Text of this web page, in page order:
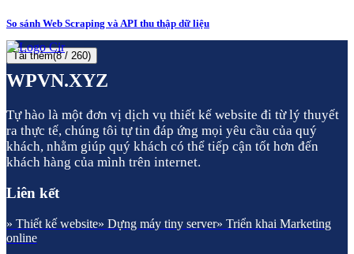
So sánh Web Scraping và API thu thập dữ liệu
Tải thêm(8/ 260)
WPVN.XYZ
Tự hào là một đơn vị dịch vụ thiết kế website đi từ lý thuyết
ra thực tế, chúng tôi tự tin đáp ứng mọi yêu cầu của quý
khách, nhằm giúp quý khách có thể tiếp cận tốt hơn đến
khách hàng của mình trên internet.
Liên kết
» Thiết kế website» Dựng máy tiny server» Triển khai Marketing
online